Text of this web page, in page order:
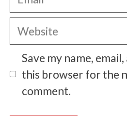
Website
Save my name,
this browser for the
comment.